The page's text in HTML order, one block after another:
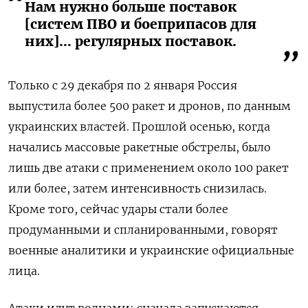
Нам нужно больше поставок
[систем ПВО и боеприпасов для
них]… регулярных поставок.
Только с 29 декабря по 2 января Россия
выпустила более 500 ракет и дронов, по данным
украинских властей. Прошлой осенью, когда
начались массовые ракетные обстрелы, было
лишь две атаки с применением около 100 ракет
или более, затем интенсивность снизилась.
Кроме того, сейчас удары стали более
продуманными и спланированными, говорят
военные аналитики и украинские официальные
лица.